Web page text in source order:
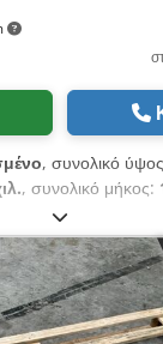
, συνολικό
, συνολικό μήκος:
δοχεία
καλή κατάσταση
τεμ. Dwedjv